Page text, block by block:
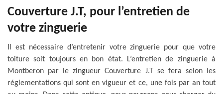
Couverture J.T, pour l’entretien de
votre zinguerie
Il est nécessaire d’entretenir votre zinguerie pour que votre
toiture soit toujours en bon état. L’entretien de zinguerie à
Montberon par le zingueur Couverture J.T se fera selon les
réglementations qui sont en vigueur et ce, une fois par an tout